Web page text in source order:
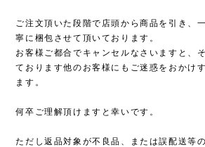
ご注文頂いた段階で店頭から商品を引き、
寧に梱包させて頂いております。
お客様ご都合でキャンセルなさいますと、
ております他のお客様にもご迷惑をおかけ
ます。
何卒ご理解頂けますと幸いです。
ただし返品対象が不良品、または誤配送等